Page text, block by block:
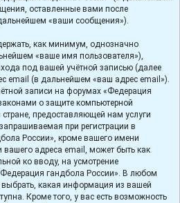
оставленные вами после
«ваши сообщения»).
как минимум, однозначно
«ваше имя пользователя»),
под вашей учётной записью (далее
email (в дальнейшем «ваш адрес email»).
записи на форумах «Федерация
о защите компьютерной
предоставляющей нам услуги
при регистрации в
России», кроме вашего имени
вашего адреса email, может быть как
ко вводу, на усмотрение
гандбола России». В любом
выбрать, какая информация из вашей
Кроме того, у вас есть возможность